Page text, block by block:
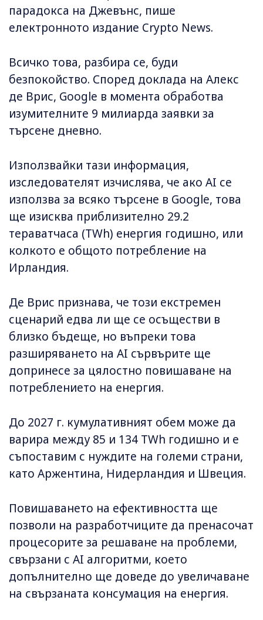
парадокса на Джевънс, пише
електронното издание Crypto News.
Всичко това, разбира се, буди
безпокойство. Според доклада на Алекс
де Врис, Google в момента обработва
изумителните 9 милиарда заявки за
търсене дневно.
Използвайки тази информация,
изследователят изчислява, че ако AI се
използва за всяко търсене в Google, това
ще изисква приблизително 29.2
тераватчаса (TWh) енергия годишно, или
колкото е общото потребление на
Ирландия.
Де Врис признава, че този екстремен
сценарий едва ли ще се осъществи в
близко бъдеще, но въпреки това
разширяването на AI сървърите ще
допринесе за цялостно повишаване на
потреблението на енергия.
До 2027 г. кумулативният обем може да
варира между 85 и 134 TWh годишно и е
съпоставим с нуждите на големи страни,
като Аржентина, Нидерландия и Швеция.
Повишаването на ефективността ще
позволи на разработчиците да пренасочат
процесорите за решаване на проблеми,
свързани с AI алгоритми, което
допълнително ще доведе до увеличаване
на свързаната консумация на енергия.